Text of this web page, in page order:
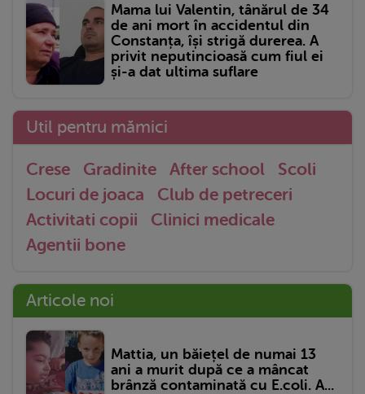
Mama lui Valentin, tânărul de 34
de ani mort în accidentul din
Constanța, își strigă durerea. A
privit neputincioasă cum fiul ei
și-a dat ultima suflare
Util pentru mămici
Crese Gradinite After school
Scoli
Locuri de joaca
Club de petreceri
Activitati copii
Clinici medicale
Agentii bone
Articole noi
Mattia, un băiețel de numai 13
ani a murit după ce a mâncat
brânză contaminată cu E.coli. A...